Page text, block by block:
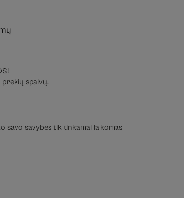
spalvų.
savo savybes tik tinkamai laikomas